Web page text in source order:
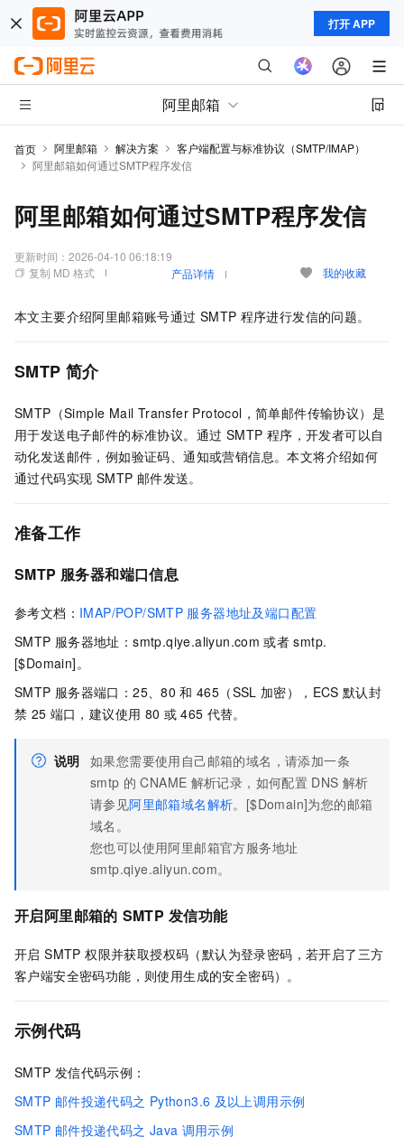
打开 APP
阿里邮箱
首页 阿里邮箱 解决方案
客户端配置与标准协议（SMTP/IMAP）
阿里邮箱如何通过SMTP程序发信
阿里邮箱如何通过SMTP程序发信
更新时间： 2026-04-10 06:18:19
复制 MD 格式
产品详情 我的收藏
本文主要介绍阿里邮箱账号通过 SMTP 程序进行发信的问题。
SMTP 简介
SMTP（Simple Mail Transfer Protocol，简单邮件传输协议）是
用于发送电子邮件的标准协议。通过 SMTP 程序，开发者可以自
动化发送邮件，例如验证码、通知或营销信息。本文将介绍如何
通过代码实现 SMTP 邮件发送。
准备工作
SMTP 服务器和端口信息
参考文档： IMAP/POP/SMTP 服务器地址及端口配置
SMTP 服务器地址：smtp.qiye.aliyun.com 或者 smtp.
[$Domain]。
SMTP 服务器端口：25、80 和 465（SSL 加密），ECS 默认封
禁 25 端口，建议使用 80 或 465 代替。
说明 如果您需要使用自己邮箱的域名，请添加一条
smtp 的 CNAME 解析记录，如何配置 DNS 解析
请参见阿里邮箱域名解析。[$Domain]为您的邮箱
域名。
您也可以使用阿里邮箱官方服务地址
smtp.qiye.aliyun.com。
开启阿里邮箱的 SMTP 发信功能
开启 SMTP 权限并获取授权码（默认为登录密码，若开启了三方
客户端安全密码功能，则使用生成的安全密码）。
示例代码
SMTP 发信代码示例：
SMTP 邮件投递代码之 Python3.6 及以上调用示例
SMTP 邮件投递代码之 Java 调用示例